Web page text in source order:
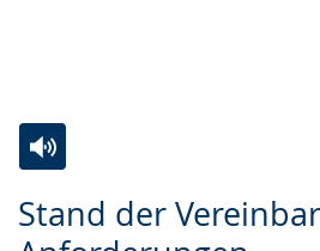
Stand der
Leichten
Audio-
Video